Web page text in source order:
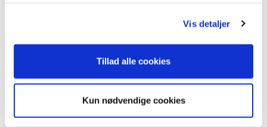
Vis detaljer
Tillad alle cookies
Kun nødvendige cookies
63.999DKK
395.000DKK